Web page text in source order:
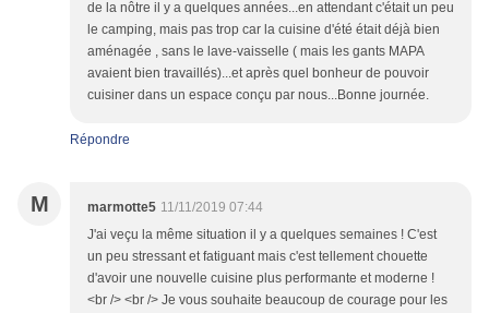
de la nôtre il y a quelques années...en attendant c'était un peu
le camping, mais pas trop car la cuisine d'été était déjà bien
aménagée , sans le lave-vaisselle ( mais les gants MAPA
avaient bien travaillés)...et après quel bonheur de pouvoir
cuisiner dans un espace conçu par nous...Bonne journée.
Répondre
M marmotte5 11/11/2019 07:44
J'ai veçu la même situation il y a quelques semaines ! C'est
un peu stressant et fatiguant mais c'est tellement chouette
d'avoir une nouvelle cuisine plus performante et moderne !
<br /> <br /> Je vous souhaite beaucoup de courage pour les